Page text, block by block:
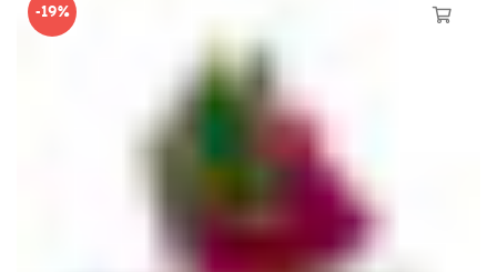
-19%